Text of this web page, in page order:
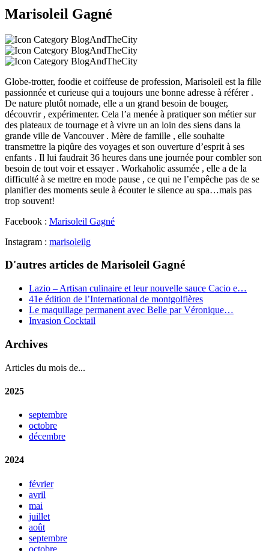
Marisoleil Gagné
Globe-trotter, foodie et coiffeuse de profession, Marisoleil est la fille
passionnée et curieuse qui a toujours une bonne adresse à référer .
De nature plutôt nomade, elle a un grand besoin de bouger,
découvrir , expérimenter. Cela l’a menée à pratiquer son métier sur
des plateaux de tournage et à vivre un an loin des siens dans la
grande ville de Vancouver . Mère de famille , elle souhaite
transmettre la piqûre des voyages et son ouverture d’esprit à ses
enfants . Il lui faudrait 36 heures dans une journée pour combler son
besoin de tout voir et essayer . Workaholic assumée , elle a de la
difficulté à se mettre en mode pause , ce qui ne l’empêche pas de se
planifier des moments seule à écouter le silence au spa…mais pas
trop souvent!
Facebook : Marisoleil Gagné
Instagram : marisoleilg
D'autres articles de Marisoleil Gagné
Lazio – Artisan culinaire et leur nouvelle sauce Cacio e…
41e édition de l’International de montgolfières
Le maquillage permanent avec Belle par Véronique…
Invasion Cocktail
Archives
Articles du mois de...
2025
septembre
octobre
décembre
2024
février
avril
mai
juillet
août
septembre
octobre